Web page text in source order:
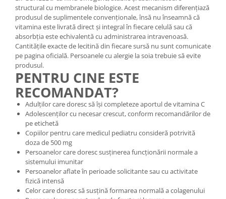
structural cu membranele biologice. Acest mecanism diferențiază
produsul de suplimentele convenționale, însă nu înseamnă că
vitamina este livrată direct și integral în fiecare celulă sau că
absorbția este echivalentă cu administrarea intravenoasă.
Cantitățile exacte de lecitină din fiecare sursă nu sunt comunicate
pe pagina oficială. Persoanele cu alergie la soia trebuie să evite
produsul.
PENTRU CINE ESTE
RECOMANDAT?
Adulților care doresc să își completeze aportul de vitamina C
Adolescenților cu necesar crescut, conform recomandărilor de
pe etichetă
Copiilor pentru care medicul pediatru consideră potrivită
doza de 500 mg
Persoanelor care doresc susținerea funcționării normale a
sistemului imunitar
Persoanelor aflate în perioade solicitante sau cu activitate
fizică intensă
Celor care doresc să susțină formarea normală a colagenului